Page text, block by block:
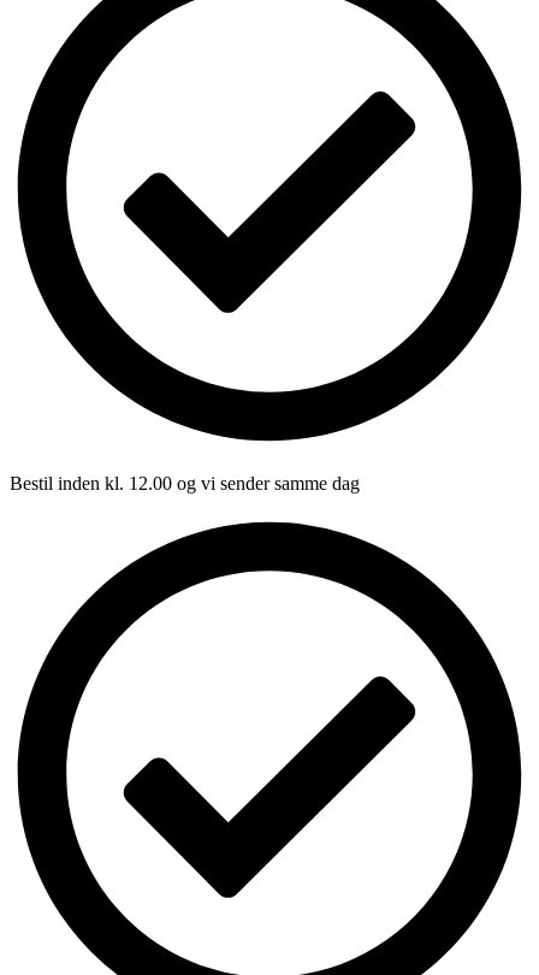
Bestil inden kl. 12.00 og vi sender samme dag